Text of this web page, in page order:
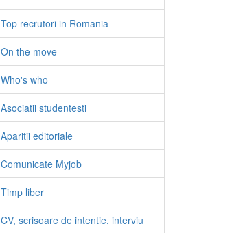
Top recrutori in Romania
On the move
Who's who
Asociatii studentesti
Aparitii editoriale
Comunicate Myjob
Timp liber
CV, scrisoare de intentie, interviu